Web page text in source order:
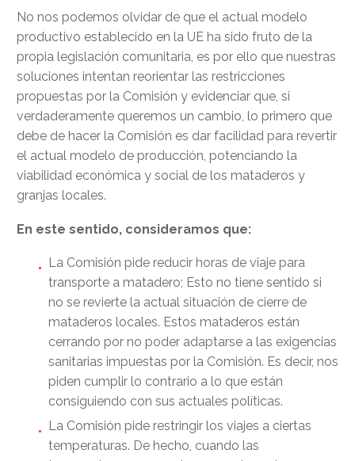
No nos podemos olvidar de que el actual modelo
productivo establecido en la UE ha sido fruto de la
propia legislación comunitaria, es por ello que nuestras
soluciones intentan reorientar las restricciones
propuestas por la Comisión y evidenciar que, si
verdaderamente queremos un cambio, lo primero que
debe de hacer la Comisión es dar facilidad para revertir
el actual modelo de producción, potenciando la
viabilidad económica y social de los mataderos y
granjas locales.
En este sentido, consideramos que:
La Comisión pide reducir horas de viaje para
transporte a matadero; Esto no tiene sentido si
no se revierte la actual situación de cierre de
mataderos locales. Estos mataderos están
cerrando por no poder adaptarse a las exigencias
sanitarias impuestas por la Comisión. Es decir, nos
piden cumplir lo contrario a lo que están
consiguiendo con sus actuales políticas.
La Comisión pide restringir los viajes a ciertas
temperaturas. De hecho, cuando las